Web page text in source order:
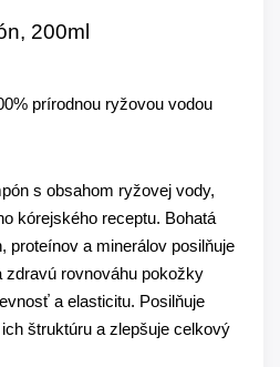
200ml
prírodnou ryžovou vodou
s obsahom ryžovej vody,
kórejského receptu. Bohatá
proteínov a minerálov posilňuje
zdravú rovnováhu pokožky
a elasticitu. Posilňuje
štruktúru a zlepšuje celkový